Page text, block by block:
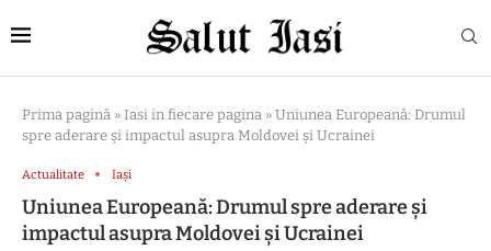
Prima pagină » Iasi in fiecare pagina » Uniunea Europeană: Drumul
spre aderare și impactul asupra Moldovei și Ucrainei
Actualitate Iași
Uniunea Europeană: Drumul spre aderare și
impactul asupra Moldovei și Ucrainei